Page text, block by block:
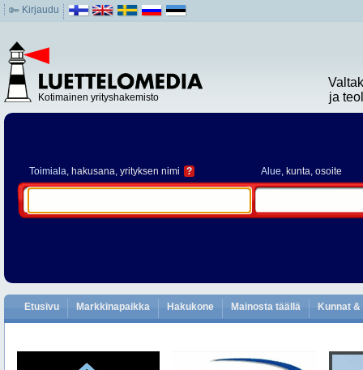
Kirjaudu
Kotimainen yrityshakemisto
ja
Toimiala, hakusana, yrityksen nimi ? Alue, kunta, osoite
Etusivu Markkinapaikka Hakukone Mainosta täällä Kunnat